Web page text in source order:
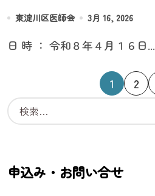
東淀川区医師会 3月 16, 2026
日 時 ： 令和８年４月１６日...
投
ペ
1 2
検
索
申込み・お問い合せ